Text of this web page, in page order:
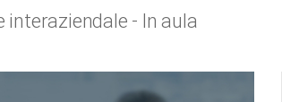
interaziendale - In aula